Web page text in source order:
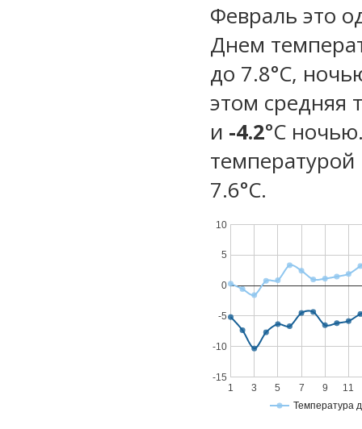
Февраль это
Днем
до 7.8°C,
этом средняя
и -4.2°C
температурой
7.6°С.
Температура
1 3 5 7 9 11
-15
-10
-5
0
5
10